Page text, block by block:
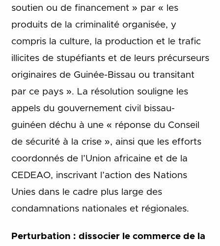
soutien ou de financement » par « les
produits de la criminalité organisée, y
compris la culture, la production et le trafic
illicites de stupéfiants et de leurs précurseurs
originaires de Guinée-Bissau ou transitant
par ce pays ». La résolution souligne les
appels du gouvernement civil bissau-
guinéen déchu à une « réponse du Conseil
de sécurité à la crise », ainsi que les efforts
coordonnés de l’Union africaine et de la
CEDEAO, inscrivant l’action des Nations
Unies dans le cadre plus large des
condamnations nationales et régionales.
Perturbation : dissocier le commerce de la